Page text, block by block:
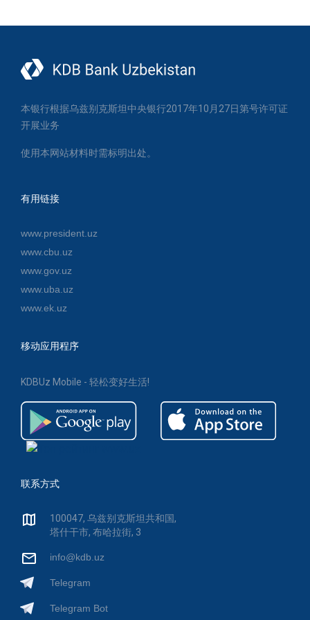
本银行根据乌兹别克斯坦中央银行2017年10月27日第号许可证
开展业务
使用本网站材料时需标明出处。
有用链接
www.president.uz
www.cbu.uz
www.gov.uz
www.uba.uz
www.ek.uz
移动应用程序
KDBUz Mobile - 轻松变好生活!
联系方式
100047, 乌兹别克斯坦共和国,
塔什干市, 布哈拉街, 3
info@kdb.uz
Telegram
Telegram Bot